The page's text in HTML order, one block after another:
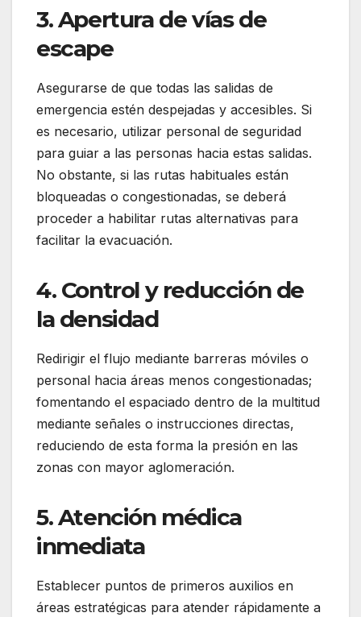
3. Apertura de vías de
escape
Asegurarse de que todas las salidas de
emergencia estén despejadas y accesibles. Si
es necesario, utilizar personal de seguridad
para guiar a las personas hacia estas salidas.
No obstante, si las rutas habituales están
bloqueadas o congestionadas, se deberá
proceder a habilitar rutas alternativas para
facilitar la evacuación.
4. Control y reducción de
la densidad
Redirigir el flujo mediante barreras móviles o
personal hacia áreas menos congestionadas;
fomentando el espaciado dentro de la multitud
mediante señales o instrucciones directas,
reduciendo de esta forma la presión en las
zonas con mayor aglomeración.
5. Atención médica
inmediata
Establecer puntos de primeros auxilios en
áreas estratégicas para atender rápidamente a